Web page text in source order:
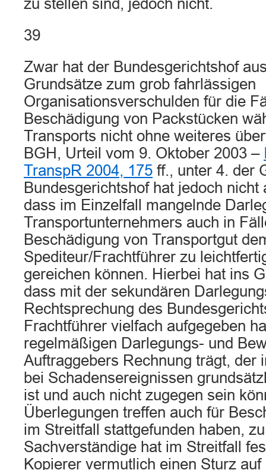
zu stellen sind, jedoch nicht.
39
Zwar hat der Bundesgerichtshof
Grundsätze zum grob fahrlässigen
Organisationsverschulden für die
Beschädigung von Packstücken
Transports nicht ohne weiteres
BGH, Urteil vom 9. Oktober 2003 –
TranspR 2004, 175 ff., unter 4. der
Bundesgerichtshof hat jedoch nicht
dass im Einzelfall mangelnde
Transportunternehmers auch in
Beschädigung von Transportgut
Spediteur/Frachtführer zu
gereichen können. Hierbei hat ins
dass mit der sekundären
Rechtsprechung des
Frachtführer vielfach aufgegeben
regelmäßigen Darlegungs- und
Auftraggebers Rechnung trägt, der
bei Schadensereignissen
ist und auch nicht zugegen sein
Überlegungen treffen auch für
im Streitfall stattgefunden haben,
Sachverständige hat im Streitfall
Kopierer vermutlich einen Sturz